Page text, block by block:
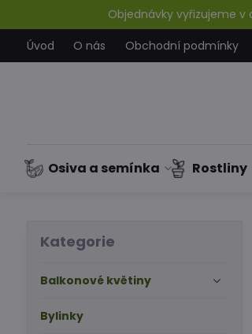
Objednávky vyřizujeme
Úvod
O nás Obchodní podmínky
Osiva a semínka Rostliny
Kategorie
Balkonové květiny
Bylinky